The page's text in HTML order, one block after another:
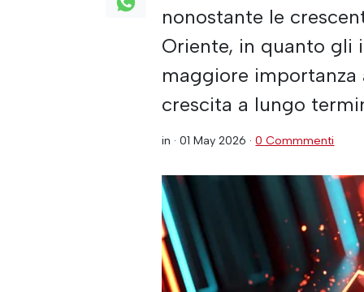
nonostante le
Oriente, in quanto gli
maggiore
crescita a lungo
in ·01 May 2026 ·0 Commmenti